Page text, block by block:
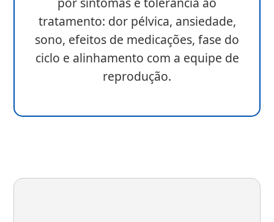
tratamento: dor pélvica, ansiedade,
sono, efeitos de medicações, fase do
ciclo e alinhamento com a equipe de
reprodução.